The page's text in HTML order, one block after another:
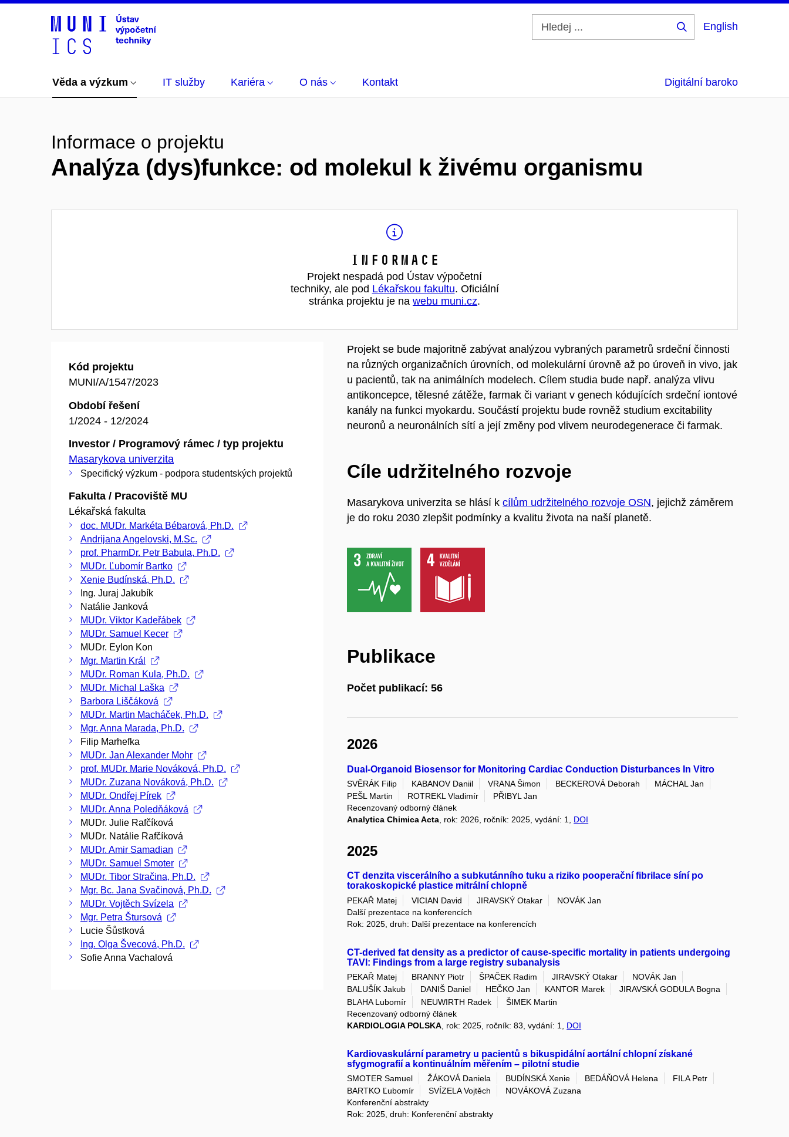
English
Věda a výzkum IT služby Kariéra O nás Kontakt Digitální baroko
Informace o projektu
Analýza (dys)funkce: od molekul k živému organismu
Informace
Projekt nespadá pod Ústav výpočetní
techniky, ale pod Lékařskou fakultu. Oficiální
stránka projektu je na webu muni.cz.
Kód projektu
MUNI/A/1547/2023
Období řešení
1/2024 - 12/2024
Investor / Programový rámec / typ projektu
Masarykova univerzita
Specifický výzkum - podpora studentských projektů
Fakulta / Pracoviště MU
Lékařská fakulta
doc. MUDr. Markéta Bébarová, Ph.D.
Andrijana Angelovski, M.Sc.
prof. PharmDr. Petr Babula, Ph.D.
MUDr. Ľubomír Bartko
Xenie Budínská, Ph.D.
Ing. Juraj Jakubík
Natálie Janková
MUDr. Viktor Kadeřábek
MUDr. Samuel Kecer
MUDr. Eylon Kon
Mgr. Martin Král
MUDr. Roman Kula, Ph.D.
MUDr. Michal Laška
Barbora Liščáková
MUDr. Martin Macháček, Ph.D.
Mgr. Anna Marada, Ph.D.
Filip Marhefka
MUDr. Jan Alexander Mohr
prof. MUDr. Marie Nováková, Ph.D.
MUDr. Zuzana Nováková, Ph.D.
MUDr. Ondřej Pírek
MUDr. Anna Poledňáková
MUDr. Julie Rafčíková
MUDr. Natálie Rafčíková
MUDr. Amir Samadian
MUDr. Samuel Smoter
MUDr. Tibor Stračina, Ph.D.
Mgr. Bc. Jana Svačinová, Ph.D.
MUDr. Vojtěch Svízela
Mgr. Petra Štursová
Lucie Šůstková
Ing. Olga Švecová, Ph.D.
Sofie Anna Vachalová
Projekt se bude majoritně zabývat analýzou vybraných parametrů srdeční činnosti
na různých organizačních úrovních, od molekulární úrovně až po úroveň in vivo, jak
u pacientů, tak na animálních modelech. Cílem studia bude např. analýza vlivu
antikoncepce, tělesné zátěže, farmak či variant v genech kódujících srdeční iontové
kanály na funkci myokardu. Součástí projektu bude rovněž studium excitability
neuronů a neuronálních sítí a její změny pod vlivem neurodegenerace či farmak.
Cíle udržitelného rozvoje
Masarykova univerzita se hlásí kcílům udržitelného rozvoje OSN, jejichž záměrem
je do roku 2030 zlepšit podmínky a kvalitu života na naší planetě.
Publikace
Počet publikací: 56
2026
Dual-Organoid Biosensor for Monitoring Cardiac Conduction Disturbances In Vitro
SVĚRÁK Filip KABANOV Daniil VRANA Šimon BECKEROVÁ Deborah
MÁCHAL Jan
PEŠL Martin
ROTREKL Vladimír
PŘIBYL Jan
Recenzovaný odborný článek
Analytica Chimica Acta , rok: 2026, ročník: 2025, vydání: 1, DOI
2025
CT denzita viscerálního a subkutánního tuku a riziko pooperační fibrilace síní po
torakoskopické plastice mitrální chlopně
PEKAŘ Matej VICIAN David JIRAVSKÝ Otakar
NOVÁK Jan
Další prezentace na konferencích
Rok: 2025, druh: Další prezentace na konferencích
CT-derived fat density as a predictor of cause-specific mortality in patients undergoing
TAVI: Findings from a large registry subanalysis
PEKAŘ Matej BRANNY Piotr ŠPAČEK Radim JIRAVSKÝ Otakar
NOVÁK Jan
BALUŠÍK Jakub
DANIŠ Daniel HEČKO Jan KANTOR Marek
JIRAVSKÁ GODULA Bogna
BLAHA Lubomír
NEUWIRTH Radek
ŠIMEK Martin
Recenzovaný odborný článek
KARDIOLOGIA POLSKA , rok: 2025, ročník: 83, vydání: 1, DOI
Kardiovaskulární parametry u pacientů s bikuspidální aortální chlopní získané
sfygmografií a kontinuálním měřením – pilotní studie
SMOTER Samuel ŽÁKOVÁ Daniela BUDÍNSKÁ Xenie BEDÁŇOVÁ Helena
FILA Petr
BARTKO Ľubomír
SVÍZELA Vojtěch
NOVÁKOVÁ Zuzana
Konferenční abstrakty
Rok: 2025, druh: Konferenční abstrakty